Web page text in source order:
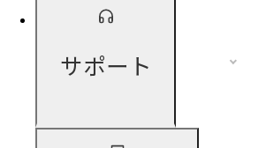
サポート